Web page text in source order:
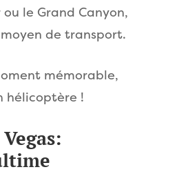
le Grand Canyon,
de transport.
mémorable,
hélicoptère !